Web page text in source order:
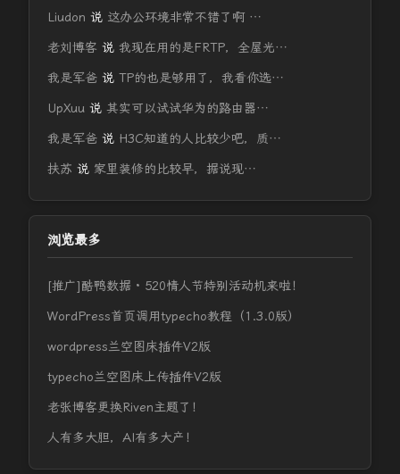
Liudon 说 这办公环境非常不错了啊 …
老刘博客 说 我现在用的是FRTP，全屋光…
我是军爸 说 TP的也是够用了，我看你选…
UpXuu 说 其实可以试试华为的路由器…
我是军爸 说 H3C知道的人比较少吧，质…
扶苏 说 家里装修的比较早，据说现…
浏览最多
[推广]酷鸭数据 · 520情人节特别活动机来啦！
WordPress首页调用typecho教程（1.3.0版）
wordpress兰空图床插件V2版
typecho兰空图床上传插件V2版
老张博客更换Riven主题了！
人有多大胆，AI有多大产！